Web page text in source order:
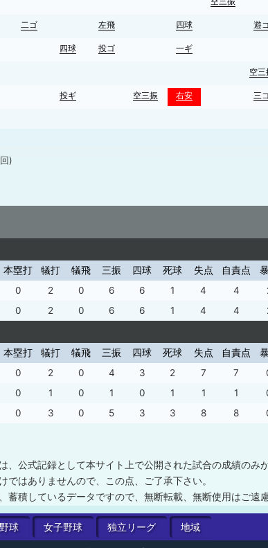
二ゴ 左飛 四球 遊
四球 投ゴ 一ギ
空三
投ギ 空三振 右安 三
回)
本塁打 犠打 犠飛 三振 四球 死球 失点 自責点
0 2 0 6 6 1 4 4
0 2 0 6 6 1 4 4
本塁打 犠打 犠飛 三振 四球 死球 失点 自責点
0 2 0 4 3 2 7 7
0 1 0 1 0 1 1 1
0 3 0 5 3 3 8 8
公式記録として本サイト上で公開された試合の成績のみ
はありませんので、この点、ご了承下さい。
積しているデータですので、無断転載、無断使用はご遠慮
野球 女子野球 独立リーグ 地域